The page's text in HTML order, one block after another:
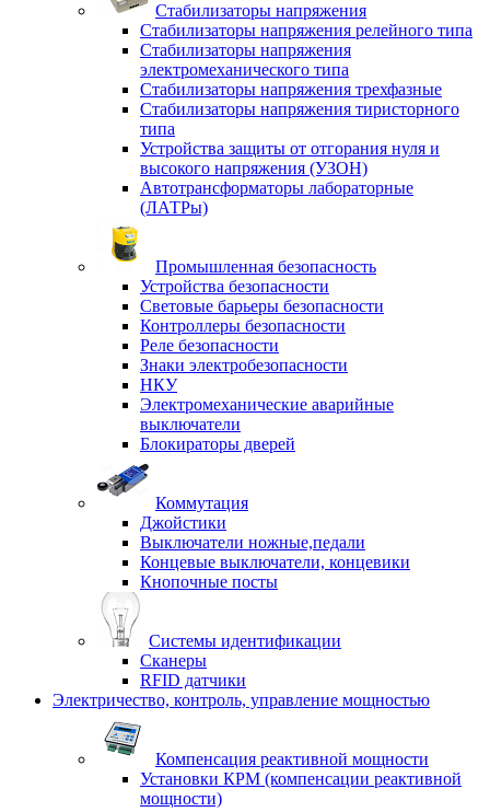
Стабилизаторы напряжения
Стабилизаторы напряжения релейного типа
Стабилизаторы напряжения
электромеханического типа
Стабилизаторы напряжения трехфазные
Стабилизаторы напряжения тиристорного
типа
Устройства защиты от отгорания нуля и
высокого напряжения (УЗОН)
Автотрансформаторы лабораторные
(ЛАТРы)
Промышленная безопасность
Устройства безопасности
Световые барьеры безопасности
Контроллеры безопасности
Реле безопасности
Знаки электробезопасности
НКУ
Электромеханические аварийные
выключатели
Блокираторы дверей
Коммутация
Джойстики
Выключатели ножные,педали
Концевые выключатели, концевики
Кнопочные посты
Системы идентификации
Сканеры
RFID датчики
Электричество, контроль, управление мощностью
Компенсация реактивной мощности
Установки КРМ (компенсации реактивной
мощности)